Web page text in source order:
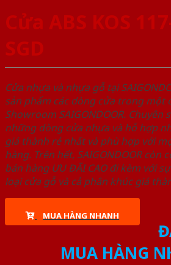
Cửa ABS KOS
SGD
Cửa nhựa và nhựa gỗ tại
sản phẩm các dòng cửa trong một
Showroom SAIGONDOOR. Chuyên
những dòng cửa nhựa và hỗ hợp
giá thành rẻ nhất và phù hợp với
hàng. Trên hết, SAIGONDOOR còn
bán hàng ƯU ĐÃI CAO đi kèm với
loại cửa gỗ và cả phân khúc giá
MUA HÀNG NHANH
MUA HÀNG